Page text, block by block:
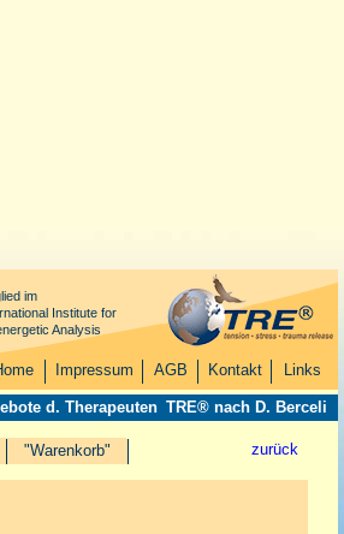
im
Institute for
Analysis
Impressum AGB Kontakt Links
d. Therapeuten TRE® nach D. Berceli
zurück
"Warenkorb"